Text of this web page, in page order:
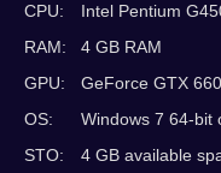
CPU:
Intel Pentium
RAM:
4 GB RAM
GPU:
GeForce GTX
OS:
Windows 7 64-bit
STO:
4 GB available